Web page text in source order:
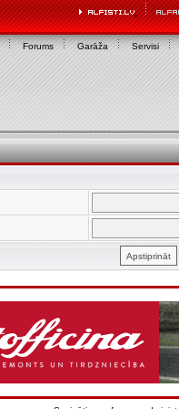
Forums Garāža Servisi